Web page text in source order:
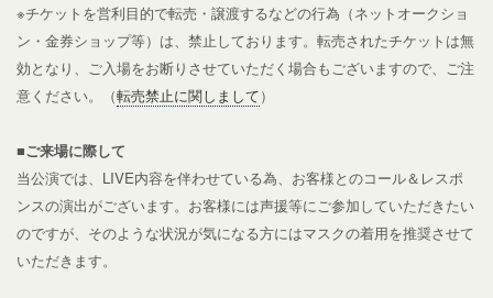
※チケットを営利目的で転売・譲渡するなどの行為（ネットオークショ
ン・金券ショップ等）は、禁止しております。 転売されたチケットは無
効となり、ご入場をお断りさせていただく場合もございますので、ご注
意ください。（転売禁止に関しまして）
■ご来場に際して
当公演では、LIVE内容を伴わせている為、お客様とのコール＆レスポ
ンスの演出がございます。お客様には声援等にご参加していただきたい
のですが、そのような状況が気になる方にはマスクの着用を推奨させて
いただきます。